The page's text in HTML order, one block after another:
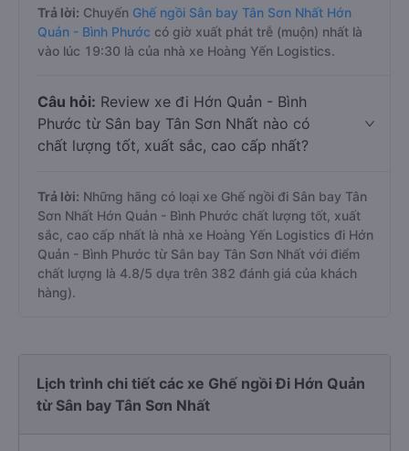
Trả lời: Chuyến Ghế ngồi Sân bay Tân Sơn Nhất Hớn
Quản - Bình Phước có giờ xuất phát trễ (muộn) nhất là
vào lúc 19:30 là của nhà xe Hoàng Yến Logistics.
Câu hỏi: Review xe đi Hớn Quản - Bình
Phước từ Sân bay Tân Sơn Nhất nào có
chất lượng tốt, xuất sắc, cao cấp nhất?
Trả lời: Những hãng có loại xe Ghế ngồi đi Sân bay Tân
Sơn Nhất Hớn Quản - Bình Phước chất lượng tốt, xuất
sắc, cao cấp nhất là nhà xe Hoàng Yến Logistics đi Hớn
Quản - Bình Phước từ Sân bay Tân Sơn Nhất với điểm
chất lượng là 4.8/5 dựa trên 382 đánh giá của khách
hàng).
Lịch trình chi tiết các xe Ghế ngồi Đi Hớn Quản
từ Sân bay Tân Sơn Nhất